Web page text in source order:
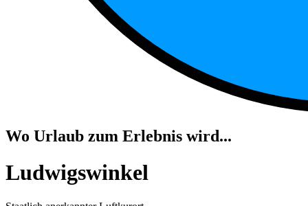
Wo Urlaub zum Erlebnis wird...
Ludwigswinkel